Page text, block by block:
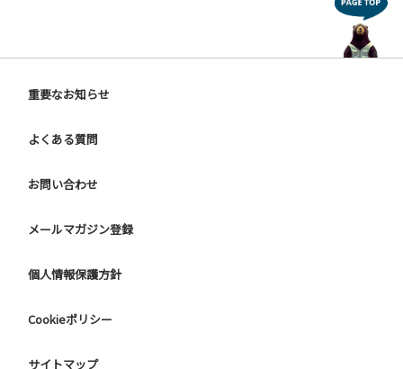
重要なお知らせ
よくある質問
お問い合わせ
メールマガジン登録
個人情報保護方針
Cookieポリシー
サイトマップ